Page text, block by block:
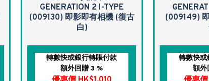
GENERATION 2 I-TYPE
(009130) 即影即有相機 (復古
白)
轉數快或銀行轉賬付款
額外回贈 3 %
(009149)
轉數快或
額外